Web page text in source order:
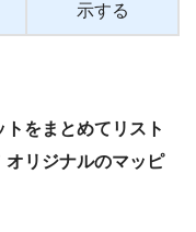
示する
トをまとめてリスト
オリジナルのマッピ